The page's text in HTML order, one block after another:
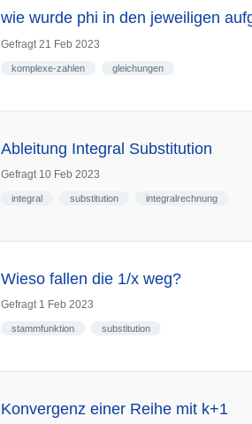
wie wurde phi in den jeweiligen
Gefragt 21 Feb 2023
komplexe-zahlen gleichungen
Ableitung Integral Substitution
Gefragt 10 Feb 2023
integral substitution integralrechnung
Wieso fallen die 1/x weg?
Gefragt 1 Feb 2023
stammfunktion substitution
Konvergenz einer Reihe mit k+1